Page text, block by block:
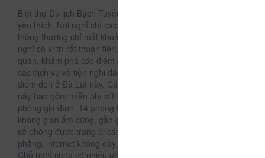
Biệt thự Du lịch Bạch Tuyết là lựa chọn được nhiều du khách
yêu thích. Nơi nghỉ chỉ cách trung tâm thành phố 0.8 km và
thông thường chỉ mất khoảng 28 phút để đến sân bay. Chỗ
nghỉ có vị trí rất thuận tiện, du khách có thể thoải mái tham
quan, khám phá các điểm du lịch nổi tiếng. Hãy tận hưởng
các dịch vụ và tiện nghi đa dạng, không gì sánh được tại
điểm đến ở Đà Lạt này. Các tiện nghi nổi bật tại điểm đến
này bao gồm miễn phí wifi tất cả các phòng, wifi công cộng,
phòng gia đình. 14 phòng trên 2 tầng đem lại cho du khách
không gian ấm cúng, gần gũi như một ngôi nhà thứ hai. Một
số phòng được trang bị các tiện nghi như tivi màn hình
phẳng, internet không dây, bàn, quầy bar mini, điện thoại.
Chỗ nghỉ cũng có nhiều phương tiện vui chơi giải trí để cho